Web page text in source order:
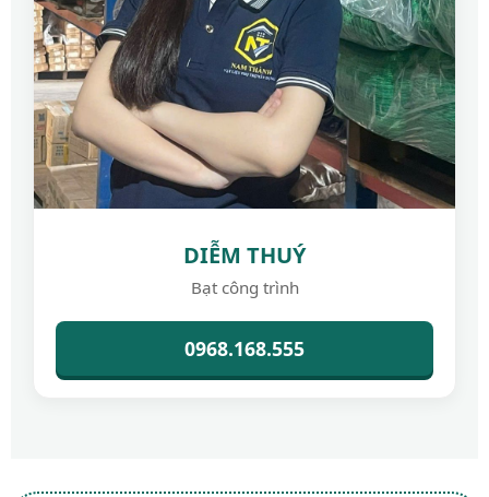
DIỄM THUÝ
Bạt công trình
0968.168.555